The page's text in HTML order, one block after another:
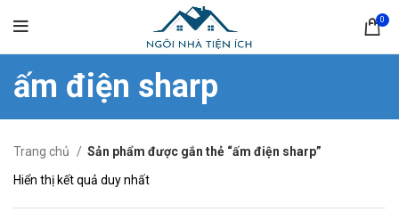
0
ấm điện sharp
Trang chủ
Sản phẩm được gắn thẻ “ấm điện sharp”
Hiển thị kết quả duy nhất